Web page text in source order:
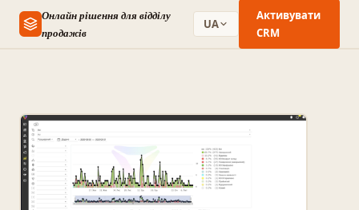
Онлайн рішення для відділу
продажів
UA
Активувати
CRM